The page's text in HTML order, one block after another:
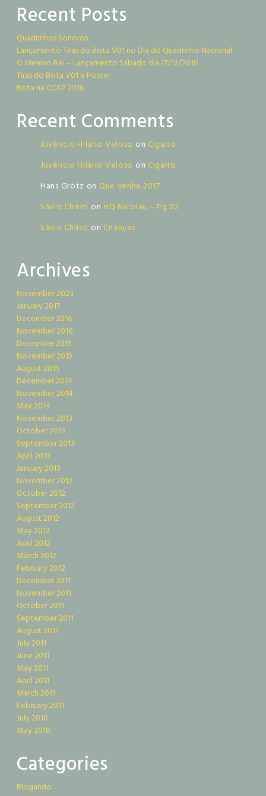
Recent Posts
Quadrinhos Sonoros
Lançamento Tiras do Bota V01 no Dia do Quadrinho Nacional
O Menino Rei – Lançamento Sábado dia 17/12/2016
Tiras do Bota V01 e Poster
Bota na CCXP 2016
Recent Comments
Juvêncio Hilário Veloso on Cigarro
Juvêncio Hilário Veloso on Cigarro
Hans Grotz on Que venha 2017
Sávio Christi on HQ Nicolau – Pg 02
Sávio Christi on Crianças
Archives
November 2023
January 2017
December 2016
November 2016
December 2015
November 2015
August 2015
December 2014
November 2014
May 2014
November 2013
October 2013
September 2013
April 2013
January 2013
November 2012
October 2012
September 2012
August 2012
May 2012
April 2012
March 2012
February 2012
December 2011
November 2011
October 2011
September 2011
August 2011
July 2011
June 2011
May 2011
April 2011
March 2011
February 2011
July 2010
May 2010
Categories
Blogando